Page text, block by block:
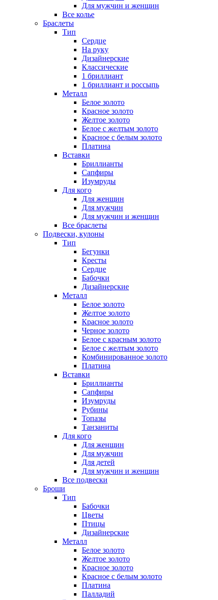
Для мужчин и женщин
Все колье
Браслеты
Тип
Сердце
На руку
Дизайнерские
Классические
1 бриллиант
1 бриллиант и россыпь
Металл
Белое золото
Красное золото
Желтое золото
Белое с желтым золото
Красное с белым золото
Платина
Вставки
Бриллианты
Сапфиры
Изумруды
Для кого
Для женщин
Для мужчин
Для мужчин и женщин
Все браслеты
Подвески, кулоны
Тип
Бегунки
Кресты
Сердце
Бабочки
Дизайнерские
Металл
Белое золото
Желтое золото
Красное золото
Черное золото
Белое с красным золото
Белое с желтым золото
Комбинированное золото
Платина
Вставки
Бриллианты
Сапфиры
Изумруды
Рубины
Топазы
Танзаниты
Для кого
Для женщин
Для мужчин
Для детей
Для мужчин и женщин
Все подвески
Броши
Тип
Бабочки
Цветы
Птицы
Дизайнерские
Металл
Белое золото
Желтое золото
Красное золото
Красное с белым золото
Платина
Палладий